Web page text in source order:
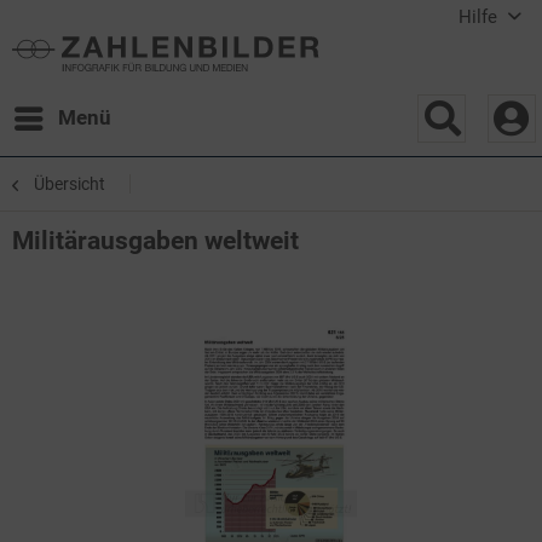
Hilfe
Menü
Übersicht
Militärausgaben weltweit